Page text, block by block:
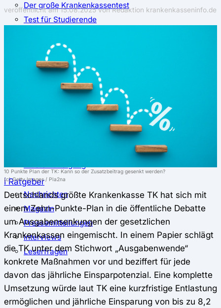
Der große Krankenkassentest
Test für Studierende
Test für Schwangere und junge Eltern
Test für Selbstständige
⚖️ Vergleich & Rechner
Krankenkassenvergleich
Krankenkassenrechner
ℹ Ratgeber
Nachrichten
Magazin
Pressemitteilungen
Interviews
Leserfragen
veröffentlicht am15.08.2025von Redaktion krankenkasseninfo.de
10 Punkte Plan der TK: Kann so der Zusatzbeitrag gesenkt werden?
(c) Getty Images / Pla2na
Deutschlands größte Krankenkasse TK hat sich mit
einem Zehn-Punkte-Plan in die öffentliche Debatte
um Ausgabensenkungen der gesetzlichen
Krankenkassen eingemischt. In einem Papier schlägt
die TK unter dem Stichwort „Ausgabenwende“
konkrete Maßnahmen vor und beziffert für jede
davon das jährliche Einsparpotenzial. Eine komplette
Umsetzung würde laut TK eine kurzfristige Entlastung
ermöglichen und jährliche Einsparung von bis zu 8,2